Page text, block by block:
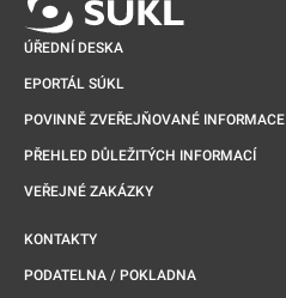
ÚŘEDNÍ DESKA
EPORTÁL SÚKL
POVINNĚ ZVEŘEJŇOVANÉ INFORMACE
PŘEHLED DŮLEŽITÝCH INFORMACÍ
VEŘEJNÉ ZAKÁZKY
KONTAKTY
PODATELNA / POKLADNA